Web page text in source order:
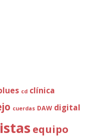
cd clínica
cuerdas DAW digital
equipo